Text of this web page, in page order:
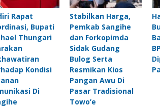
Rapat
Bupati
Thungari
Kondisi
Di
Stabilkan Harga,
Pemkab Sangihe
dan Forkopimda
Sidak Gudang
Bulog Serta
Resmikan Kios
Pangan Awu Di
Pasar Tradisional
Towo’e